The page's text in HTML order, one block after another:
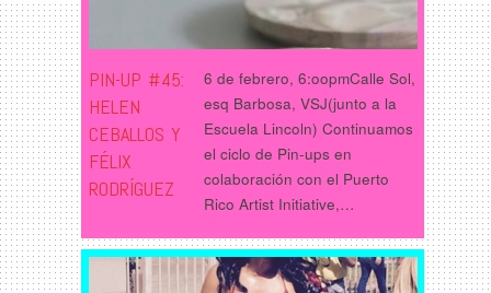
PIN-UP #45:
HELEN
CEBALLOS Y
FÉLIX
RODRÍGUEZ
6 de febrero, 6:oopmCalle Sol,
esq Barbosa, VSJ(junto a la
Escuela Lincoln) Continuamos
el ciclo de Pin-ups en
colaboración con el Puerto
Rico Artist Initiative,…